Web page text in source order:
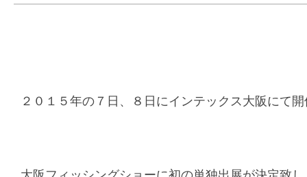
２０１５年の７日、８日にインテックス大阪にて